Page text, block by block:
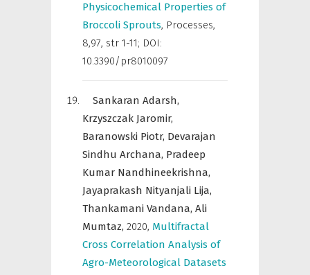
Physicochemical Properties of
Broccoli Sprouts, Processes,
8,97, str 1-11; DOI:
10.3390/pr8010097
Sankaran Adarsh,
Krzyszczak Jaromir,
Baranowski Piotr, Devarajan
Sindhu Archana, Pradeep
Kumar Nandhineekrishna,
Jayaprakash Nityanjali Lija,
Thankamani Vandana, Ali
Mumtaz, 2020, Multifractal
Cross Correlation Analysis of
Agro-Meteorological Datasets